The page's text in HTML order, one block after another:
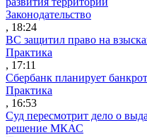
Законодательство
, 18:24
ВС защитил право на
Практика
, 17:11
Сбербанк планирует
Практика
, 16:53
Суд пересмотрит дело о
решение МКАС